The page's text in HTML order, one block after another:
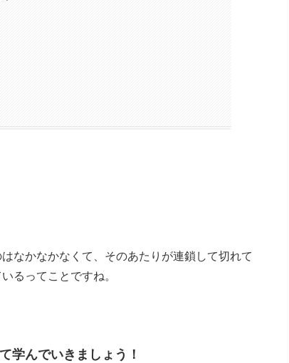
なかなかなくて、そのあたりが連鎖して切れて
るってことですね。
学んでいきましょう！